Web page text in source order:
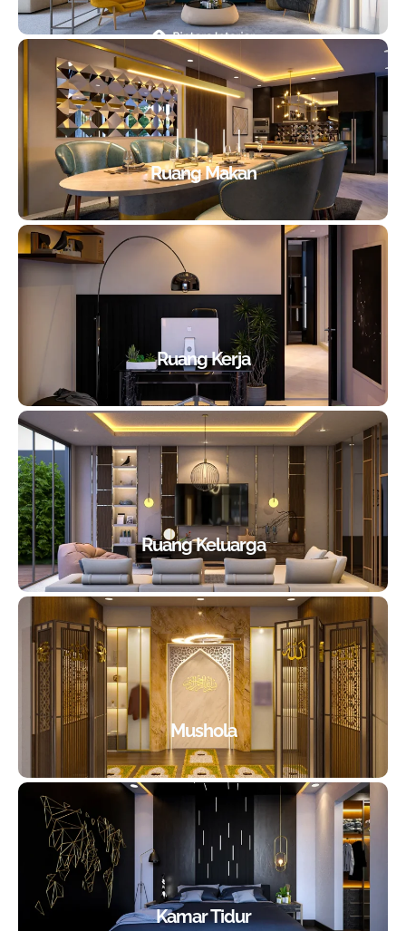
Ruang Makan
Ruang Kerja
Ruang Keluarga
Mushola
Kamar Tidur